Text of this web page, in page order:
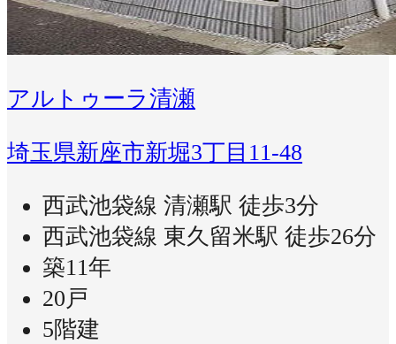
アルトゥーラ清瀬
埼玉県新座市新堀3丁目11-48
西武池袋線 清瀬駅 徒歩3分
西武池袋線 東久留米駅 徒歩26分
築11年
20戸
5階建